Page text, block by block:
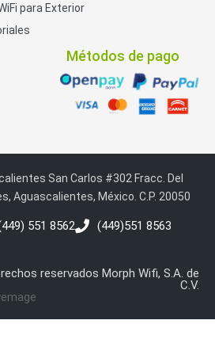
para Exterior
Métodos de pago
San Carlos #302 Fracc. Del
Aguascalientes, México. C.P. 20050
551 8562
(449)551 8563
reservados Morph Wifi, S.A. de
C.V.